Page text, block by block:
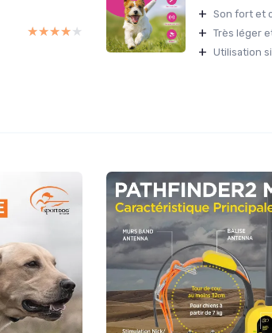
★★★★★
★★★★★
+ Son fort et
+ Très léger
+ Utilisation